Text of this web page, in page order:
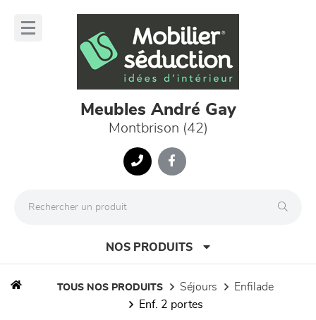
Meubles André Gay
Montbrison (42)
NOS PRODUITS
TOUS NOS PRODUITS séjours
enfilade
enf. 2 portes